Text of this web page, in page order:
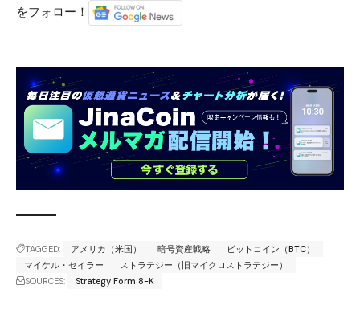
をフォロー！
TAGGED: アメリカ（米国） 暗号資産戦略
ビットコイン（BTC）
マイケル・セイラー
ストラテジー（旧マイクロストラテジー）
SOURCES:
Strategy Form 8-K